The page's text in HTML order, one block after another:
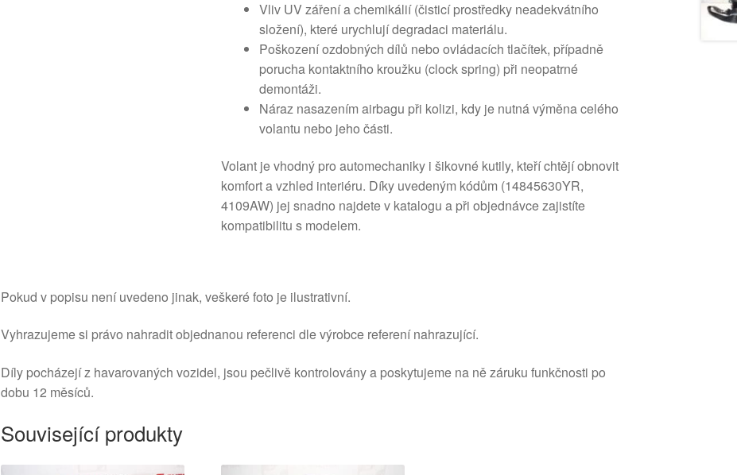
Vliv UV záření a chemikálií (čisticí prostředky neadekvátního
složení), které urychlují degradaci materiálu.
Poškození ozdobných dílů nebo ovládacích tlačítek, případně
porucha kontaktního kroužku (clock spring) při neopatrné
demontáži.
Náraz nasazením airbagu při kolizi, kdy je nutná výměna celého
volantu nebo jeho části.
Volant je vhodný pro automechaniky i šikovné kutily, kteří chtějí obnovit
komfort a vzhled interiéru. Díky uvedeným kódům (14845630YR,
4109AW) jej snadno najdete v katalogu a při objednávce zajistíte
kompatibilitu s modelem.
Pokud v popisu není uvedeno jinak, veškeré foto je ilustrativní.
Vyhrazujeme si právo nahradit objednanou referenci dle výrobce referení nahrazující.
Díly pocházejí z havarovaných vozidel, jsou pečlivě kontrolovány a poskytujeme na ně záruku funkčnosti po
dobu 12 měsíců.
Související produkty